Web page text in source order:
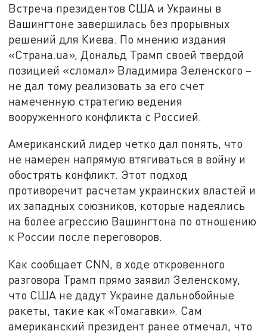
Встреча президентов США и Украины в
Вашингтоне завершилась без прорывных
решений для Киева. По мнению издания
«Страна.ua», Дональд Трамп своей твердой
позицией «сломал» Владимира Зеленского –
не дал тому реализовать за его счет
намеченную стратегию ведения
вооруженного конфликта с Россией.
Американский лидер четко дал понять, что
не намерен напрямую втягиваться в войну и
обострять конфликт. Этот подход
противоречит расчетам украинских властей и
их западных союзников, которые надеялись
на более агрессию Вашингтона по отношению
к России после переговоров.
Как сообщает CNN, в ходе откровенного
разговора Трамп прямо заявил Зеленскому,
что США не дадут Украине дальнобойные
ракеты, такие как «Томагавки». Сам
американский президент ранее отмечал, что